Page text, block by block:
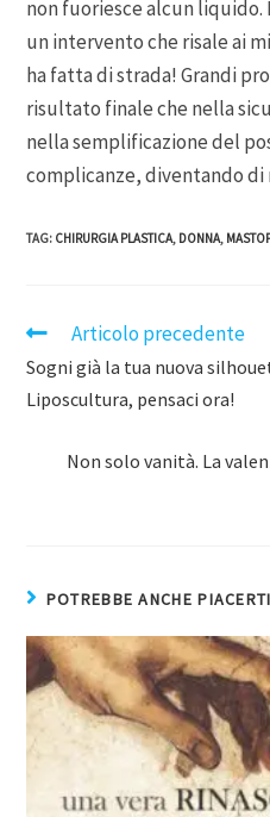
non fuoriesce alcun liquido.
un intervento che risale ai
ha fatta di strada! Grandi
risultato finale che nella
nella semplificazione del
complicanze, diventando di
TAG: CHIRURGIA PLASTICA, DONNA,
Articolo precedente
Sogni già la tua nuova
Liposcultura, pensaci ora!
Non solo vanità. La
POTREBBE ANCHE PIACERTI